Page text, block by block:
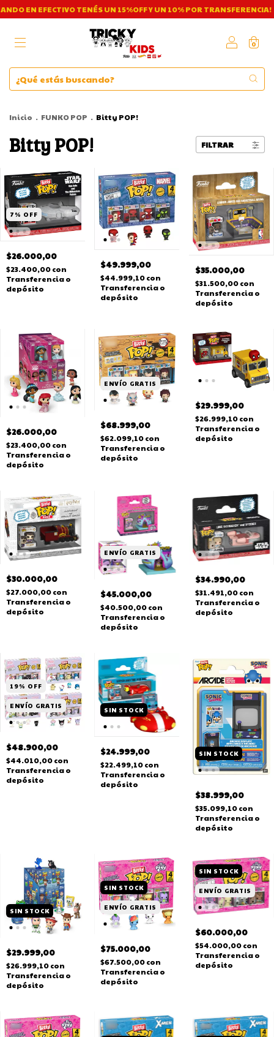
TENÉS UN 15%OFF Y UN 10% POR TRANSFERENCIA!
0
Inicio . FUNKO POP . Bitty POP!
Bitty POP! FILTRAR
7 % OFF
$26.000,00
$23.400,00con
Transferencia o
depósito
$49.999,00
$44.999,10con
Transferencia o
depósito
$35.000,00
$31.500,00con
Transferencia o
depósito
$26.000,00
$23.400,00con
Transferencia o
depósito
ENVÍO GRATIS
$68.999,00
$62.099,10con
Transferencia o
depósito
$29.999,00
$26.999,10con
Transferencia o
depósito
$30.000,00
$27.000,00con
Transferencia o
depósito
ENVÍO GRATIS
$45.000,00
$40.500,00con
Transferencia o
depósito
$34.990,00
$31.491,00con
Transferencia o
depósito
19% OFF
ENVÍO GRATIS
$48.900,00
$44.010,00con
Transferencia o
depósito
SIN STOCK
$24.999,00
$22.499,10con
Transferencia o
depósito
SIN STOCK
$38.999,00
$35.099,10con
Transferencia o
depósito
SIN STOCK
$29.999,00
$26.999,10con
Transferencia o
depósito
SIN STOCK
ENVÍO GRATIS
$75.000,00
$67.500,00con
Transferencia o
depósito
SIN STOCK
ENVÍO GRATIS
$60.000,00
$54.000,00con
Transferencia o
depósito